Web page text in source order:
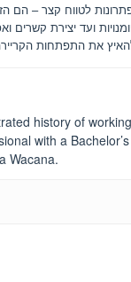
לטווח קצר – הם
ועד יצירת קשרים
history of
with a
Wacana.